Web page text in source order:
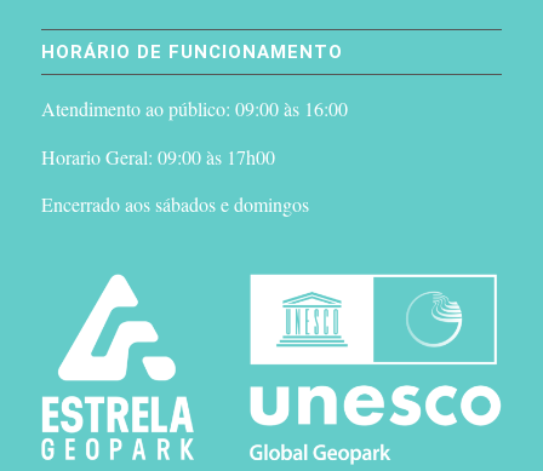
HORÁRIO DE FUNCIONAMENTO
Atendimento ao público: 09:00 às 16:00
Horario Geral: 09:00 às 17h00
Encerrado aos sábados e domingos